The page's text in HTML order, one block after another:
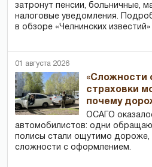
затронут пенсии, больничные,
налоговые уведомления.
в обзоре «Челнинских известий»
01 августа 2026
«Сложности
страховки
почему
ОСАГО
автомобилистов: одни
полисы стали ощутимо дороже,
сложности с оформлением.